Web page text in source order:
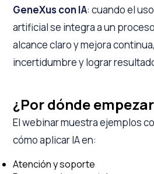
GeneXus con IA: cuando el
artificial se integra a un
alcance claro y mejora
incertidumbre y lograr
¿Por dónde
El webinar muestra ejemplos
cómo aplicar IA en:
Atención y soporte